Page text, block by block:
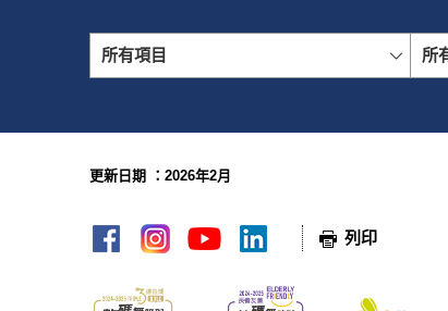
另外，津貼領取人亦可選擇以「經折算
當日，津貼領取人可以書面確認使用「
所有項目 所
更新日期 ：2026年2月
列印